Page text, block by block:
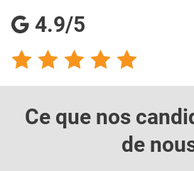
4.9/5
Ce que nos
de